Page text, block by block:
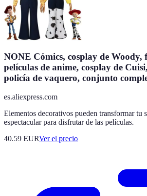
NONE Cómics, cosplay de Woody,
películas de anime, cosplay de
policía de vaquero, conjunto
es.aliexpress.com
Elementos decorativos pueden transformar tu
espectacular para disfrutar de las películas.
40.59 EURVer el precio